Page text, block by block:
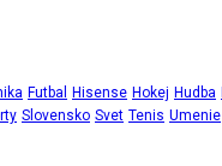
Futbal Hisense Hokej Hudba
Slovensko Svet Tenis Umenie